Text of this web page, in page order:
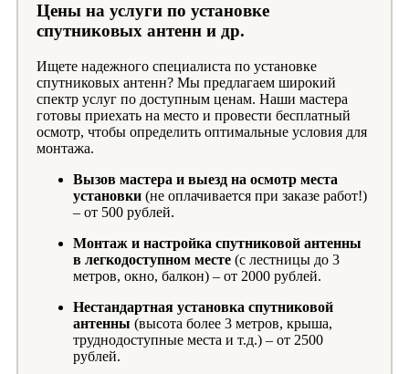
Цены на услуги по установке
спутниковых антенн и др.
Ищете надежного специалиста по установке
спутниковых антенн? Мы предлагаем широкий
спектр услуг по доступным ценам. Наши мастера
готовы приехать на место и провести бесплатный
осмотр, чтобы определить оптимальные условия для
монтажа.
Вызов мастера и выезд на осмотр места
установки (не оплачивается при заказе работ!)
– от 500 рублей.
Монтаж и настройка спутниковой антенны
в легкодоступном месте (с лестницы до 3
метров, окно, балкон) – от 2000 рублей.
Нестандартная установка спутниковой
антенны (высота более 3 метров, крыша,
труднодоступные места и т.д.) – от 2500
рублей.